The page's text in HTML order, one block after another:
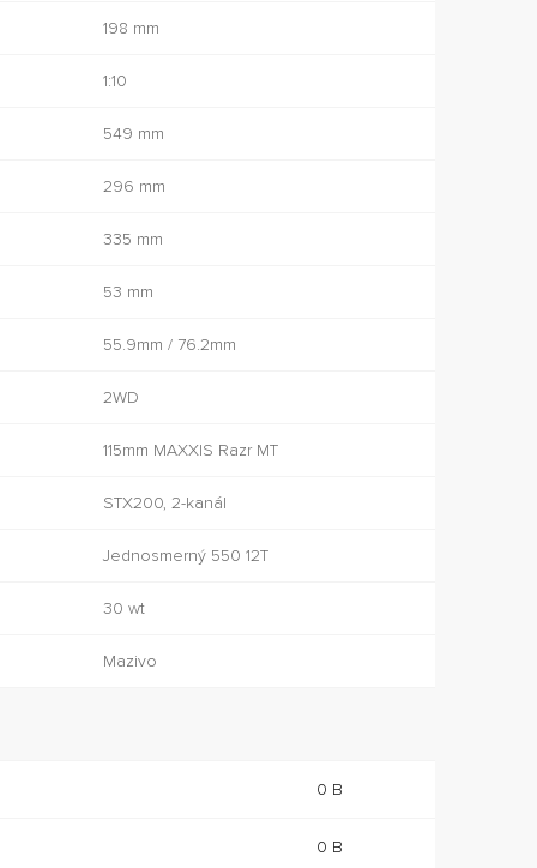
198 mm
1:10
549 mm
296 mm
335 mm
53 mm
55.9mm / 76.2mm
2WD
115mm MAXXIS Razr MT
STX200, 2-kanál
Jednosmerný 550 12T
30 wt
Mazivo
0 B
0 B